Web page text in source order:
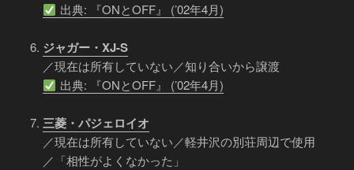
出典: 『ONとOFF』 (’02年4月)
ジャガー・XJ-S
／現在は所有していない／知り合いから譲渡
出典: 『ONとOFF』 (’02年4月)
三菱・パジェロイオ
／現在は所有していない／軽井沢の別荘周辺で使用
／「相性がよくなかった」